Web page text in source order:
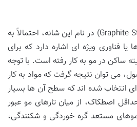
ویژگی گرافیت استایل (Graphite Style) در نام این شانه، احتمالاً به
فناوری ویژه ای اشاره دارد که برای
ساکن در مو به کار رفته است. با توجه
می توان نتیجه گرفت که مواد به کار
ای انتخاب شده اند که سطح آن ها بسیار
اصطکاک، از میان تارهای مو عبور
موهای مستعد گره خوردگی و شکنندگی،